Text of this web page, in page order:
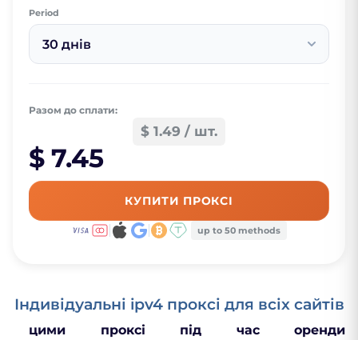
Period
30 днів
Разом до сплати:
$ 1.49 / шт.
$ 7.45
КУПИТИ ПРОКСІ
up to 50 methods
Індивідуальні ipv4 проксі для всіх сайтів
цими проксі під час оренди